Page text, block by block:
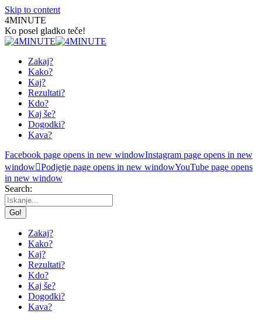
Skip to content
4MINUTE
Ko posel gladko teče!
Zakaj?
Kako?
Kaj?
Rezultati?
Kdo?
Kaj še?
Dogodki?
Kava?
Facebook page opens in new windowInstagram page opens in new
window Podjetje page opens in new windowYouTube page opens
in new window
Search:
Zakaj?
Kako?
Kaj?
Rezultati?
Kdo?
Kaj še?
Dogodki?
Kava?